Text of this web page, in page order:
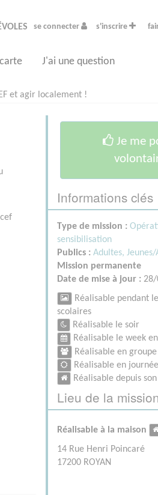
se connecter s'inscrire
J'ai une question
et agir localement !
Je me
Informations clés
Type de mission :
sensibilisation
Publics : Adultes, Jeunes/
Mission permanente
Date de mise à jour : 28/
Réalisable pendant
scolaires
Réalisable le soir
Réalisable le week
Réalisable en groupe
Réalisable en journée
Réalisable depuis
Lieu de la mission
Réalisable à la maison
14 Rue Henri Poincaré
17200 ROYAN